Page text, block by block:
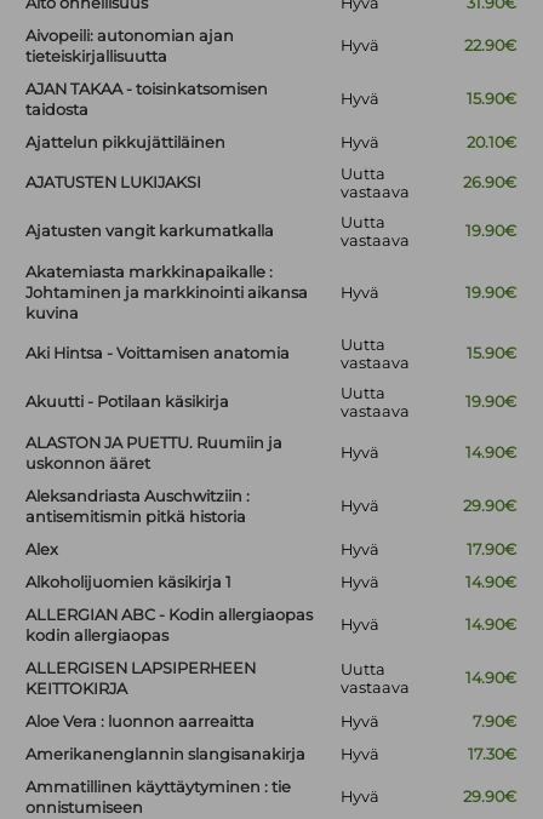
Aivopeili: autonomian ajan
tieteiskirjallisuutta
Hyvä 22.90€
AJAN TAKAA - toisinkatsomisen
taidosta
Hyvä 15.90€
Ajattelun pikkujättiläinen Hyvä 20.10€
AJATUSTEN LUKIJAKSI
Uutta
vastaava
26.90€
Ajatusten vangit karkumatkalla
Uutta
vastaava
19.90€
Akatemiasta markkinapaikalle :
Johtaminen ja markkinointi aikansa
kuvina
Hyvä 19.90€
Aki Hintsa - Voittamisen anatomia
Uutta
vastaava
15.90€
Akuutti - Potilaan käsikirja
Uutta
vastaava
19.90€
ALASTON JA PUETTU. Ruumiin ja
uskonnon ääret
Hyvä 14.90€
Aleksandriasta Auschwitziin :
antisemitismin pitkä historia
Hyvä 29.90€
Alex Hyvä
17.90€
Alkoholijuomien käsikirja 1
Hyvä
14.90€
ALLERGIAN ABC - Kodin allergiaopas
kodin allergiaopas
Hyvä 14.90€
ALLERGISEN LAPSIPERHEEN
KEITTOKIRJA
Uutta
vastaava
14.90€
Aloe Vera : luonnon aarreaitta Hyvä
7.90€
Amerikanenglannin slangisanakirja
Hyvä
17.30€
Ammatillinen käyttäytyminen : tie
onnistumiseen
Hyvä 29.90€